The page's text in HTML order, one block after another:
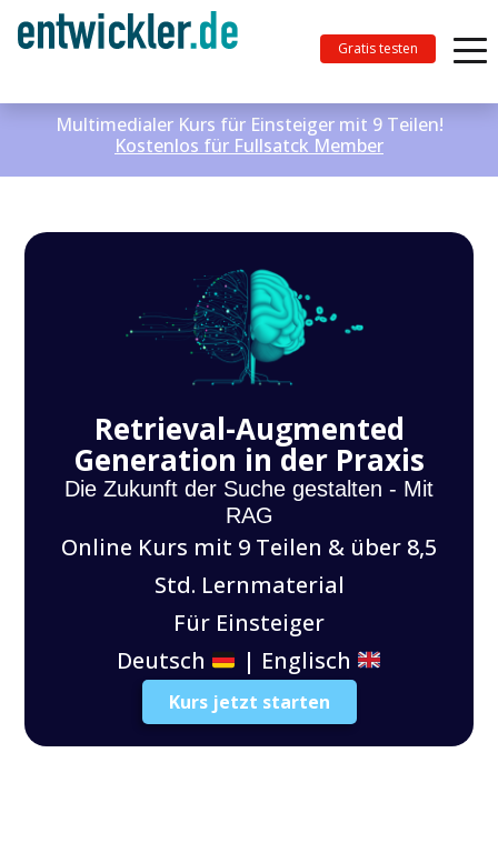
Gratis testen
Multimedialer Kurs für Einsteiger mit 9 Teilen!
Kostenlos für Fullsatck Member
Retrieval-Augmented
Generation in der Praxis
Die Zukunft der Suche gestalten - Mit
RAG
Online Kurs mit 9 Teilen & über 8,5
Std. Lernmaterial
Für Einsteiger
Deutsch
| Englisch
Kurs jetzt starten